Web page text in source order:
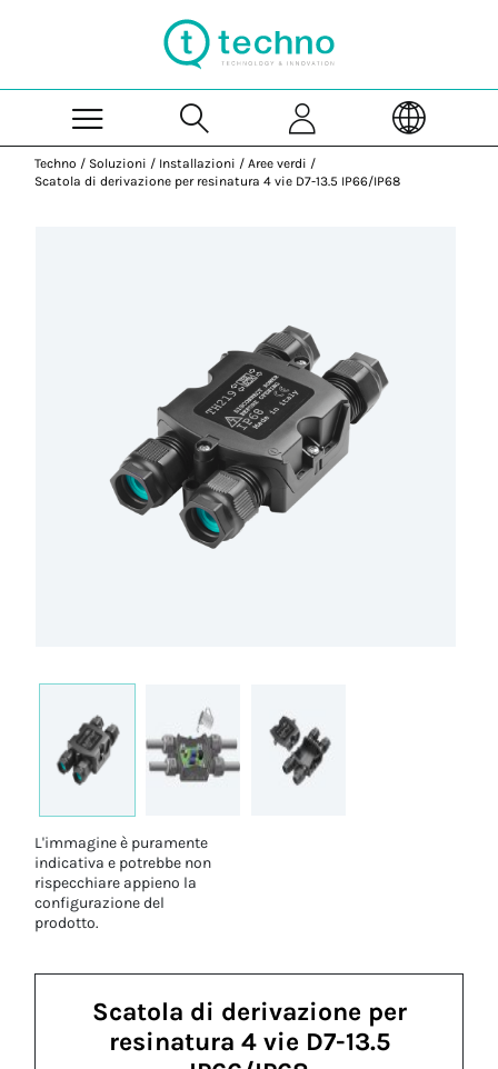
Techno / Soluzioni / Installazioni / Aree verdi /
Scatola di derivazione per resinatura 4 vie D7-13.5 IP66/IP68
L'immagine è puramente
indicativa e potrebbe non
rispecchiare appieno la
configurazione del
prodotto.
Scatola di derivazione per
resinatura 4 vie D7-13.5